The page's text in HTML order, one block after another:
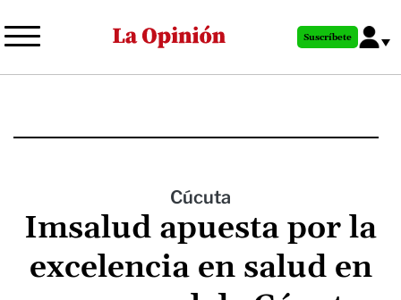
al
principal
Suscríbete
Cúcuta
Imsalud apuesta por la
excelencia en salud en